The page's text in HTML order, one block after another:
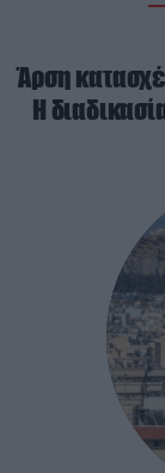
Άρση
Η